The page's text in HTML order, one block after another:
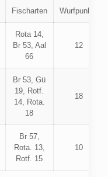
Fischarten Wurfpunkte
Rota 14,
Br 53, Aal
66
12
Br 53, Gü
19, Rotf.
14, Rota.
18
18
Br 57,
Rota. 13,
Rotf. 15
10